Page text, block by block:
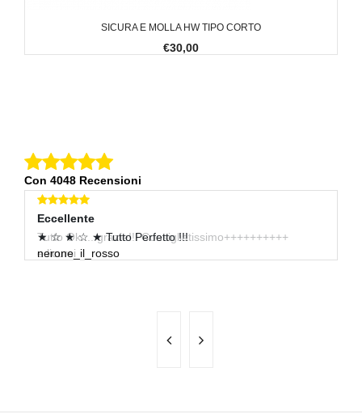
SICURA E MOLLA HW TIPO CORTO
€30,00
Con 4048 Recensioni
Eccellente
Tutto Ok.....grazie!!! Consigliatissimo++++++++++
e.licursi
Eccellente
★ ☆ ★ ☆ ★ Tutto Perfetto !!!
nerone_il_rosso